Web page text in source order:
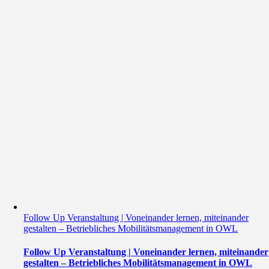
Follow Up Veranstaltung | Voneinander lernen, miteinander
gestalten – Betriebliches Mobilitätsmanagement in OWL
Follow Up Veranstaltung | Voneinander lernen, miteinander
gestalten – Betriebliches Mobilitätsmanagement in OWL